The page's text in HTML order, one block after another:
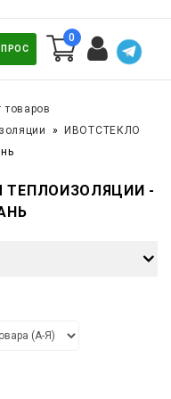
0
товаров
ИВОТСТЕКЛО
-